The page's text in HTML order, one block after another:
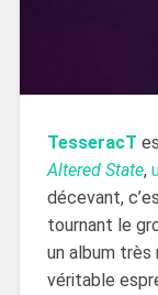
TesseracT
Altered State,
décevant,
tournant le
un album très
véritable